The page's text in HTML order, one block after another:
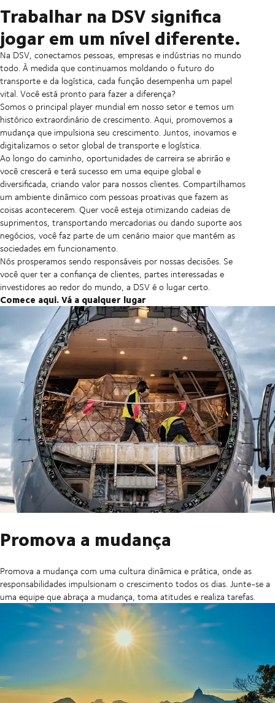
Trabalhar na DSV significa
jogar em um nível diferente.
Na DSV, conectamos pessoas, empresas e indústrias no mundo
todo. À medida que continuamos moldando o futuro do
transporte e da logística, cada função desempenha um papel
vital. Você está pronto para fazer a diferença?
Somos o principal player mundial em nosso setor e temos um
histórico extraordinário de crescimento. Aqui, promovemos a
mudança que impulsiona seu crescimento. Juntos, inovamos e
digitalizamos o setor global de transporte e logística.
Ao longo do caminho, oportunidades de carreira se abrirão e
você crescerá e terá sucesso em uma equipe global e
diversificada, criando valor para nossos clientes. Compartilhamos
um ambiente dinâmico com pessoas proativas que fazem as
coisas acontecerem. Quer você esteja otimizando cadeias de
suprimentos, transportando mercadorias ou dando suporte aos
negócios, você faz parte de um cenário maior que mantém as
sociedades em funcionamento.
Nós prosperamos sendo responsáveis por nossas decisões. Se
você quer ter a confiança de clientes, partes interessadas e
investidores ao redor do mundo, a DSV é o lugar certo.
Comece aqui. Vá a qualquer lugar
Promova a mudança
Promova a mudança com uma cultura dinâmica e prática, onde as
responsabilidades impulsionam o crescimento todos os dias. Junte-se a
uma equipe que abraça a mudança, toma atitudes e realiza tarefas.